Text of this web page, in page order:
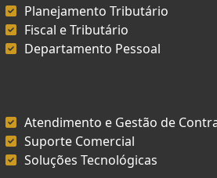
Planejamento Tributário
Fiscal e Tributário
Departamento Pessoal
Atendimento e Gestão de
Suporte Comercial
Soluções Tecnológicas